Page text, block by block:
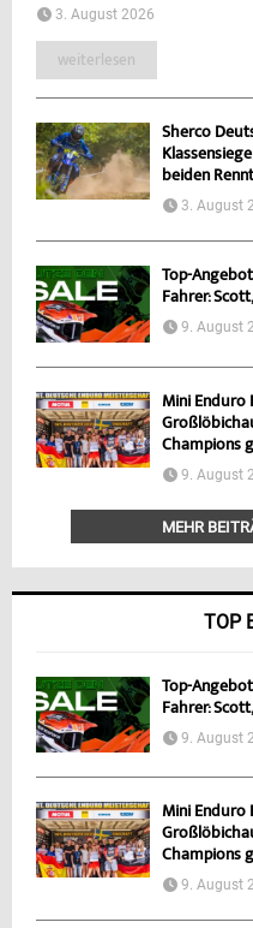
3. August 2026
weiterlesen
Sherco
beiden
3. August
Top-
Fahrer:
9. August
Mini Enduro
Champions
9. August
MEHR
TOP
Top-
Fahrer:
9. August
Mini Enduro
Champions
9. August